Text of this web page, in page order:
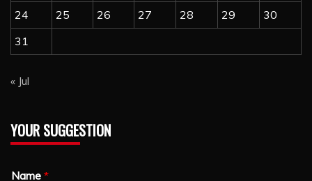
24
25 26 27 28 29
30
31
« Jul
YOUR SUGGESTION
Name *